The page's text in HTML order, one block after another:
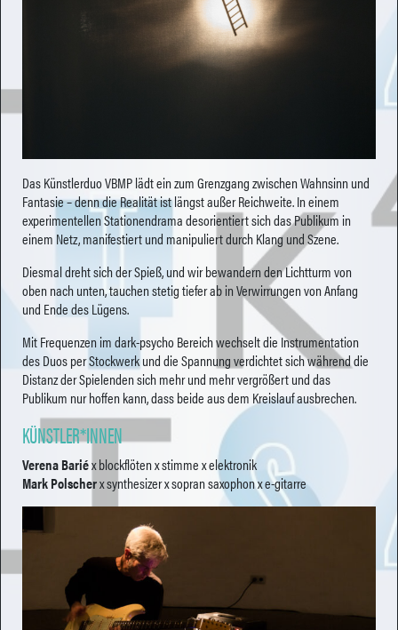
Das Künstlerduo VBMP lädt ein zum Grenzgang zwischen Wahnsinn und
Fantasie – denn die Realität ist längst außer Reichweite. In einem
experimentellen Stationendrama desorientiert sich das Publikum in
einem Netz, manifestiert und manipuliert durch Klang und Szene.
Diesmal dreht sich der Spieß, und wir bewandern den Lichtturm von
oben nach unten, tauchen stetig tiefer ab in Verwirrungen von Anfang
und Ende des Lügens.
Mit Frequenzen im dark-psycho Bereich wechselt die Instrumentation
des Duos per Stockwerk und die Spannung verdichtet sich während die
Distanz der Spielenden sich mehr und mehr vergrößert und das
Publikum nur hoffen kann, dass beide aus dem Kreislauf ausbrechen.
KÜNSTLER*INNEN
Verena Bariéx blockflöten x stimme x elektronik
Mark Polscherx synthesizer x sopran saxophon x e-gitarre